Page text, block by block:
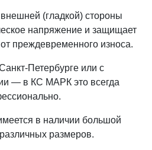
(гладкой) стороны
напряжение и защищает
преждевременного износа.
Петербурге или с
— в КС МАРК это всегда
в наличии большой
различных размеров.